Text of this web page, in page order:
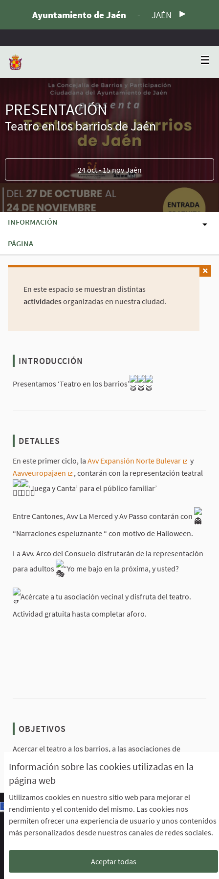
Información sobre las cookies utilizadas en la
página web
Utilizamos cookies en nuestro sitio web para mejorar el
rendimiento y el contenido del mismo. Las cookies nos
permiten ofrecer una experiencia de usuario y unos contenidos
más personalizados desde nuestros canales de redes sociales.
Aceptar todas
Ayuntamiento de Jaén - JAÉN
PRESENTACIÓN
Teatro en los barrios de Jaén
24 oct - 15 nov Jaén
INFORMACIÓN
PÁGINA
En este espacio se muestran distintas
actividadesorganizadas en nuestra ciudad.
INTRODUCCIÓN
Presentamos ‘Teatro en los barrios’
DETALLES
En este primer ciclo, la Avv Expansión Norte Bulevar
(Enlace
y
Aavveuropajaen
, contarán con la representación teatral
‘Juega y Canta’ para el público familiar’
Entre Cantones, Avv La Merced y Av Passo contarán con
“Narraciones espeluznante “ con motivo de Halloween.
La Avv. Arco del Consuelo disfrutarán de la representación
para adultos
“Yo me bajo en la próxima, y usted?
Acércate a tu asociación vecinal y disfruta del teatro.
Actividad gratuita hasta completar aforo.
OBJETIVOS
Acercar el teatro a los barrios, a las asociaciones de
vecinos, a sus sedes.
Escuela de Participación Ciudadana
Área de Participación Ciudadana
Descargar ficheros de datos abiertos
Configuración de cookies